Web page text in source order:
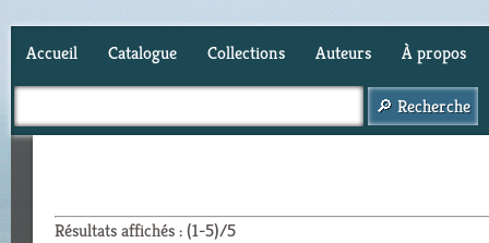
Accueil Catalogue Collections Auteurs À propos
Résultats affichés : (1-5)/5